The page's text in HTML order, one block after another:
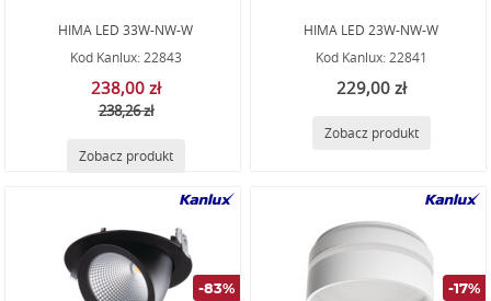
HIMA LED 33W-NW-W
Kod Kanlux: 22843
238,00 zł
238,26 zł
Zobacz produkt
HIMA LED 23W-NW-W
Kod Kanlux: 22841
229,00 zł
Zobacz produkt
-83% -17%